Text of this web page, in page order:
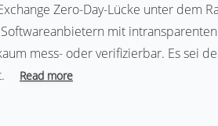
Zero-Day-Lücke unter dem
mit
mess- oder verifizierbar. Es sei
Read more